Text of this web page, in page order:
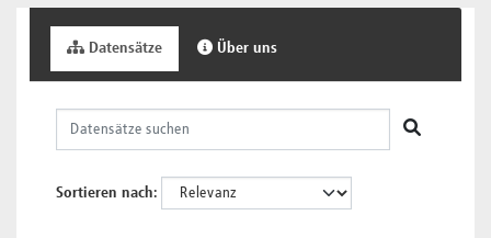
Datensätze Über uns
Sortieren nach